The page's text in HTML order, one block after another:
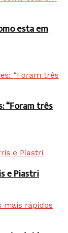
esta em
“Foram três
e Piastri